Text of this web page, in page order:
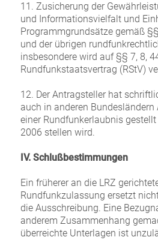
11. Zusicherung der
und Informationsvielfalt und
Programmgrundsätze gemäß
und der übrigen
insbesondere wird auf §§ 7, 8,
Rundfunkstaatsvertrag (RStV)
12. Der Antragsteller hat
auch in anderen Bundesländern
einer Rundfunkerlaubnis
2006 stellen wird.
IV. Schlußbestimmungen
Ein früherer an die LRZ
Rundfunkzulassung ersetzt
die Ausschreibung. Eine
anderem Zusammenhang
überreichte Unterlagen ist